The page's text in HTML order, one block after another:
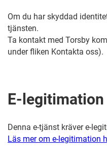
Om du har skyddad
tjänsten.
Ta kontakt med Torsby
under fliken Kontakta oss).
E-legitimation
Denna e-tjänst kräver e-
Läs mer om e-legitimation